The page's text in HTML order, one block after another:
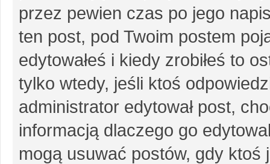
przez pewien czas po jego
ten post, pod Twoim postem
edytowałeś i kiedy zrobiłeś to
tylko wtedy, jeśli ktoś
administrator edytował post,
informacją dlaczego go
mogą usuwać postów, gdy ktoś